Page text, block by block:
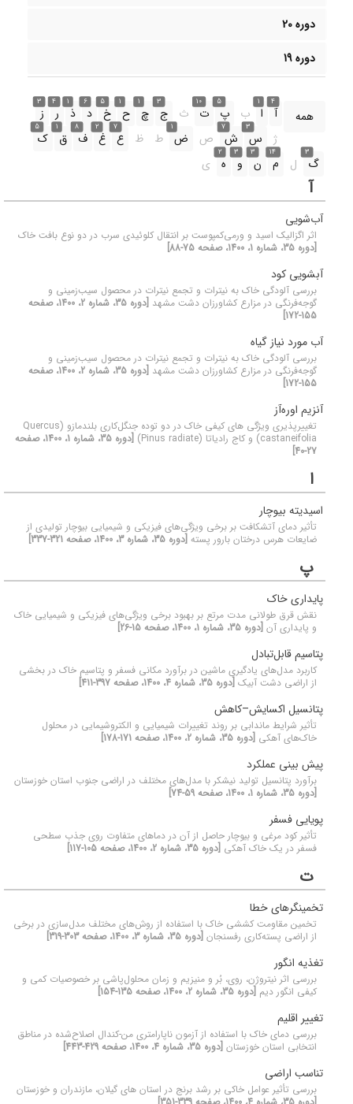
دوره 20
دوره 19
همه
4
آ
1
ا ب
5
پ
10
ت ث
3
ج
1
چ
1
ح
5
خ
6
د
1
ذ
4
ر
3
ز
ژ
3
س
7
ش ص
1
ض ط ظ
7
ع
2
غ
8
ف
1
ق
5
ک
3
گ ل
14
م
3
ن
3
و
2
ه ی
آ
آب‌شویی
اثر اگزالیک اسید و ورمی‌کمپوست بر انتقال کلوئیدی سرب در دو نوع بافت خاک
[دوره 35، شماره 1، 1400، صفحه 75-88]
آبشویی کود
بررسی آلودگی خاک به نیترات و تجمع نیترات در محصول سیب‌زمینی و
گوجه‌فرنگی در مزارع کشاورزان دشت مشهد
[دوره 35، شماره 2، 1400، صفحه
155-172]
آب مورد نیاز گیاه
بررسی آلودگی خاک به نیترات و تجمع نیترات در محصول سیب‌زمینی و
گوجه‌فرنگی در مزارع کشاورزان دشت مشهد
[دوره 35، شماره 2، 1400، صفحه
155-172]
آنزیم اوره‌آز
تغییرپذیری ویژگی های کیفی خاک در دو توده جنگل‌کاری بلند‌مازو (Quercus
castaneifolia) و کاج رادیاتا (Pinus radiate)
[دوره 35، شماره 1، 1400، صفحه
27-40]
ا
اسیدیته بیوچار
تأثیر دمای آتشکافت بر برخی ویژگی‌های فیزیکی و شیمیایی بیوچار تولیدی از
ضایعات هرس درختان بارور پسته [دوره 35، شماره 3، 1400، صفحه 321-337]
پ
پایداری خاک
نقش قرق طولانی مدت مرتع بر بهبود برخی ویژگی‌های فیزیکی و شیمیایی خاک
و پایداری آن [دوره 35، شماره 1، 1400، صفحه 15-26]
پتاسیم قابل‌تبادل
کاربرد مدل‌های یادگیری ماشین در برآورد مکانی فسفر و پتاسیم خاک در بخشی
از اراضی دشت آبیک [دوره 35، شماره 4، 1400، صفحه 397-411]
پتانسیل اکسایش–کاهش
تأثیر شرایط ماندابی بر روند تغییرات شیمیایی و الکتروشیمایی در محلول
خاک‌های آهکی [دوره 35، شماره 2، 1400، صفحه 171-178]
پیش بینی عملکرد
برآورد پتانسیل تولید نیشکر با مدل‌های مختلف در اراضی جنوب استان خوزستان
[دوره 35، شماره 1، 1400، صفحه 59-74]
پویایی فسفر
تأثیر کود مرغی و بیوچار حاصل از آن در دماهای متفاوت روی جذب سطحی
فسفر در یک خاک آهکی [دوره 35، شماره 2، 1400، صفحه 105-117]
ت
تخمینگرهای خطا
تخمین مقاومت کششی خاک با استفاده از روش‌های مختلف مدل‌سازی در برخی
از اراضی پسته‌کاری رفسنجان [دوره 35، شماره 3، 1400، صفحه 303-319]
تغذیه انگور
بررسی اثر نیتروژن، روی، بُر و منیزیم و زمان‌ محلول‌پاشی بر خصوصیات کمی و
کیفی انگور دیم [دوره 35، شماره 2، 1400، صفحه 135-154]
تغییر اقلیم
بررسی دمای خاک با استفاده از آزمون ناپارامتری من-کندال اصلاح‌شده در مناطق
انتخابی استان خوزستان [دوره 35، شماره 4، 1400، صفحه 429-443]
تناسب اراضی
بررسی تأثیر عوامل خاکی بر رشد برنج در استان های گیلان، مازندران و خوزستان